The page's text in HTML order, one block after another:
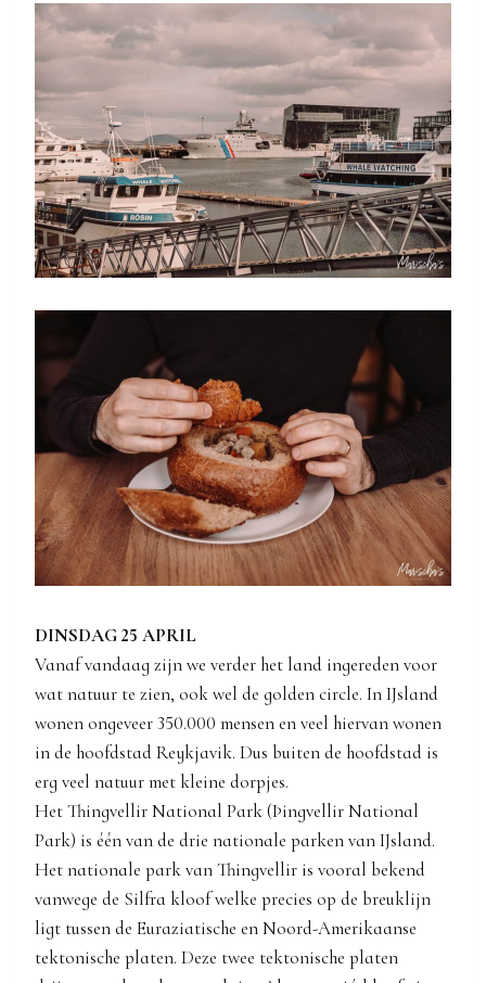
DINSDAG 25 APRIL
Vanaf vandaag zijn we verder het land ingereden voor
wat natuur te zien, ook wel de golden circle. In IJsland
wonen ongeveer 350.000 mensen en veel hiervan wonen
in de hoofdstad Reykjavik. Dus buiten de hoofdstad is
erg veel natuur met kleine dorpjes.
Het Thingvellir National Park (Þingvellir National
Park) is één van de drie nationale parken van IJsland.
Het nationale park van Thingvellir is vooral bekend
vanwege de Silfra kloof welke precies op de breuklijn
ligt tussen de Euraziatische en Noord-Amerikaanse
tektonische platen. Deze twee tektonische platen